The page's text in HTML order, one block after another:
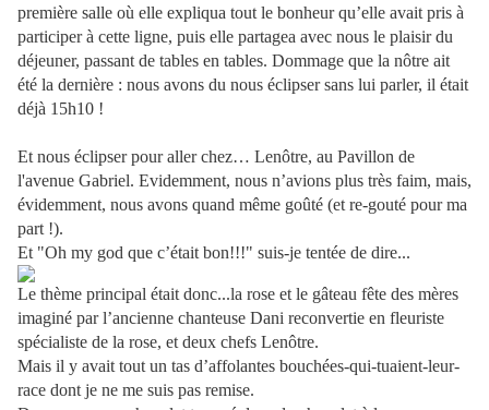
première salle où elle expliqua tout le bonheur qu’elle avait pris à
participer à cette ligne, puis elle partagea avec nous le plaisir du
déjeuner, passant de tables en tables. Dommage que la nôtre ait
été la dernière : nous avons du nous éclipser sans lui parler, il était
déjà 15h10 !
Et nous éclipser pour aller chez… Lenôtre, au Pavillon de
l'avenue Gabriel. Evidemment, nous n’avions plus très faim, mais,
évidemment, nous avons quand même goûté (et re-gouté pour ma
part !).
Et "Oh my god que c’était bon!!!" suis-je tentée de dire...
Le thème principal était donc...la rose et le gâteau fête des mères
imaginé par l’ancienne chanteuse Dani reconvertie en fleuriste
spécialiste de la rose, et deux chefs Lenôtre.
Mais il y avait tout un tas d’affolantes bouchées-qui-tuaient-leur-
race dont je ne me suis pas remise.